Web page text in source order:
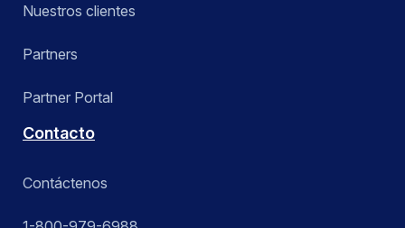
Nuestros clientes
Partners
Partner Portal
Contacto
Contáctenos